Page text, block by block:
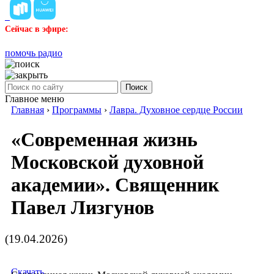
Сейчас в эфире:
помочь радио
Поиск
Главное меню
Главная › Программы › Лавра. Духовное сердце России
«Современная жизнь
Московской духовной
академии». Священник
Павел Лизгунов
(19.04.2026)
Скачать